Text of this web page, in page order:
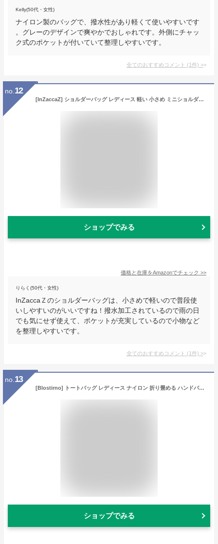
Kelly(50代・女性)
ナイロン製のバッグで、撥水性があり軽くて使いやすいです
。グレーのデザインで爽やかでおしゃれです。外側にチャッ
ク式のポケットが付いていて整理しやすいです。
全てのおすすめコメント (1件) >
no. 12
[InZaccaZ] ショルダーバッグ レディース 軽い 小さめ ミニショルダーバッグ ショルダーポーチ 斜めがけ ナイロン ママ バッグ メンズショルダーバッグバッグ カバンメンズショルダーバッグ ショルダーバッグ outdoor products 斜めがけランキング ワンショルダーバッグ3 ２way クラッチバッグ 帆布ショルダーバッグ あうとどあ かばんショルダーバッグ (ネイビー)
ショップでみる
価格と在庫をAmazonでチェック >>
りらく(50代・女性)
InZaccaＺのショルダーバッグは、小さめで軽いので普段使
いしやすいのがいいですね！撥水加工されているので雨の日
でも気にせず使えて、ポケットが充実しているので小物など
を整理しやすいです。
全てのおすすめコメント (1件) >
no. 13
[Blostirno] トートバッグ レディース ナイロン 折り畳める ハンドバッグ 防水 通勤 旅行 ショピング 大容量 3サイズ (M, パープル)
ショップでみる